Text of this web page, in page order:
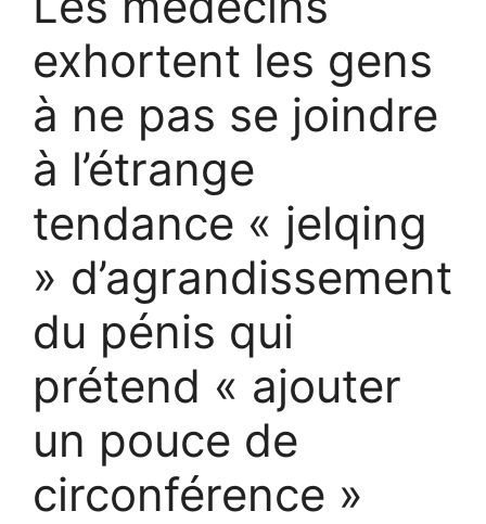
exhortent les gens
à ne pas se joindre
à l’étrange
tendance « jelqing
» d’agrandissement
du pénis qui
prétend « ajouter
un pouce de
circonférence »